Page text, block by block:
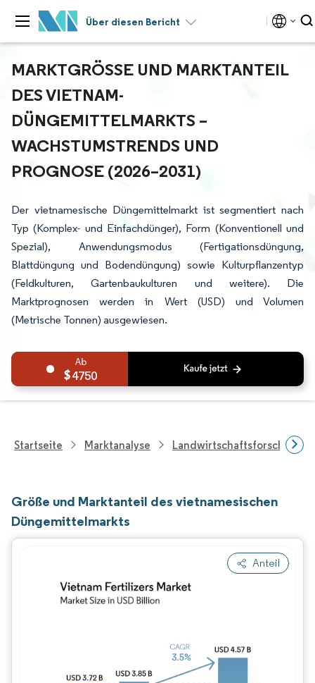
Über diesen Bericht
MARKTGRÖSSE UND MARKTANTEIL D
ES VIETNAM-D
ÜNGEMITTELMARKTS – W
ACHSTUMSTRENDS UND P
ROGNOSE (2026–2031)
Der vietnamesische Düngemittelmarkt ist segmentiert nach
Typ (Komplex- und Einfachdünger), Form (Konventionell und
Spezial), Anwendungsmodus (Fertigationsdüngung,
Blattdüngung und Bodendüngung) sowie Kulturpflanzentyp
(Feldkulturen, Gartenbaukulturen und weitere). Die
Marktprognosen werden in Wert (USD) und Volumen
(Metrische Tonnen) ausgewiesen.
4750
Startseite Marktanalyse Landwirtschaftsforschung
Größe und Marktanteil des vietnamesischen
Düngemittelmarkts
Anteil